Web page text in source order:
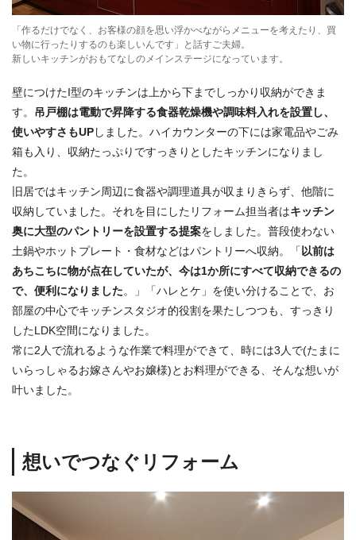
「作るだけでなく、お客様の顔を思い浮かべながらメニューを考えたり、買
い物に行ったりするのも楽しいんです」と話すご夫婦。
新しいキッチンがおもてなしのメインステージになっています。
壁につけたI型のキッチンは上から下までしっかり収納ができま
す。 吊戸棚は電動で昇降する食器乾燥機や調味料入れを設置し、
使いやすさもUPしました。ハイカウンターの下には家電品やごみ
箱も入り、収納たっぷりですっきりとしたキッチンになりまし
た。
旧居ではキッチン周辺に食器や調理道具が収まりきらず、他階に
収納していました。それを目にしたリフォーム担当者はキッチン
奥に大型のパントリーを設置する提案をしました。普段使わない
土鍋やホットプレート・食材などはパントリーへ収納。「以前は
あちこちに物が点在していたが、今は1か所にすべて収納できるの
で、便利になりました。」「ハレとケ」を使い分けることで、お
部屋の中心でキッチンスタジオ的役割を果たしつつも、すっきり
したLDK空間になりました。
常に2人で流れるような作業で料理ができて、時には3人で(たまに
いらっしゃるお嫁さんやお嬢様)とお料理ができる、そんな想いが
叶いました。
想いでつなぐリフォーム